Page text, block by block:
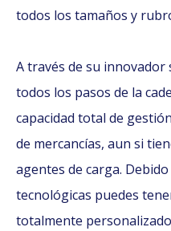
todos los tamaños y
A través de su
todos los pasos de la
capacidad total de
de mercancías, aun si
agentes de carga.
tecnológicas puedes
totalmente